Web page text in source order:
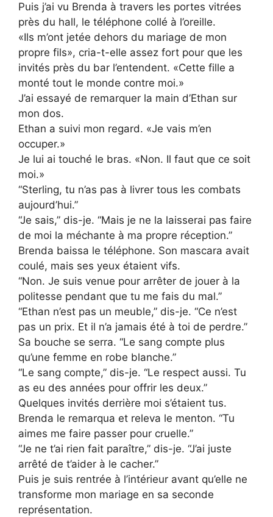
Puis j’ai vu Brenda à travers les portes vitrées
près du hall, le téléphone collé à l’oreille.
«Ils m’ont jetée dehors du mariage de mon
propre fils», cria-t-elle assez fort pour que les
invités près du bar l’entendent. «Cette fille a
monté tout le monde contre moi.»
J’ai essayé de remarquer la main d’Ethan sur
mon dos.
Ethan a suivi mon regard. «Je vais m’en
occuper.»
Je lui ai touché le bras. «Non. Il faut que ce soit
moi.»
“Sterling, tu n’as pas à livrer tous les combats
aujourd’hui.”
“Je sais,” dis-je. “Mais je ne la laisserai pas faire
de moi la méchante à ma propre réception.”
Brenda baissa le téléphone. Son mascara avait
coulé, mais ses yeux étaient vifs.
“Non. Je suis venue pour arrêter de jouer à la
politesse pendant que tu me fais du mal.”
“Ethan n’est pas un meuble,” dis-je. “Ce n’est
pas un prix. Et il n’a jamais été à toi de perdre.”
Sa bouche se serra. “Le sang compte plus
qu’une femme en robe blanche.”
“Le sang compte,” dis-je. “Le respect aussi. Tu
as eu des années pour offrir les deux.”
Quelques invités derrière moi s’étaient tus.
Brenda le remarqua et releva le menton. “Tu
aimes me faire passer pour cruelle.”
“Je ne t’ai rien fait paraître,” dis-je. “J’ai juste
arrêté de t’aider à le cacher.”
Puis je suis rentrée à l’intérieur avant qu’elle ne
transforme mon mariage en sa seconde
représentation.